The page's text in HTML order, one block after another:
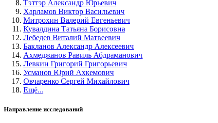
Тэттэр Александр Юрьевич
Харламов Виктор Васильевич
Митрохин Валерий Евгеньевич
Кувалдина Татьяна Борисовна
Лебедев Виталий Матвеевич
Бакланов Александр Алексеевич
Ахмеджанов Равиль Абдраманович
Левкин Григорий Григорьевич
Усманов Юрий Ахкемович
Овчаренко Сергей Михайлович
Ещё...
Направление исследований